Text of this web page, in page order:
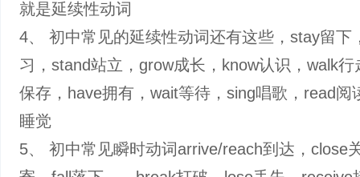
就是延续性动词
4、 初中常见的延续性动词还有这些，stay留下
习，stand站立，grow成长，know认识，walk行
保存，have拥有，wait等待，sing唱歌，read阅
睡觉
5、 初中常见瞬时动词arrive/reach到达，close